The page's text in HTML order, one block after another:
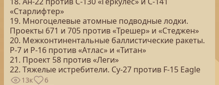
«Старлифтер»
19. Многоцелевые атомные подводные лодки.
Проекты 671 и 705 против «Трешер» и «Стеджен»
20. Межконтинентальные баллистические ракеты.
Р-7 и Р-16 против «Атлас» и «Титан»
21. Проект 58 против «Леги»
22. Тяжелые истребители. Су-27 против F-15 Eagle
13к 6